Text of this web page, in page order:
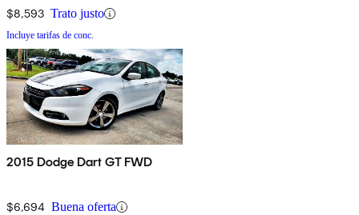
$8,593 Trato justo
Incluye tarifas de conc.
2015 Dodge Dart GT FWD
$6,694 Buena oferta